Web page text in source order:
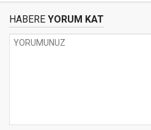
HABERE YORUM KAT